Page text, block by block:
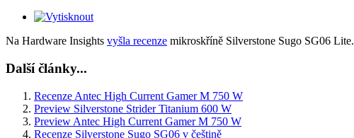
Na Hardware Insights vyšla recenze mikroskříně Silverstone Sugo SG06 Lite.
Další články...
Recenze Antec High Current Gamer M 750 W
Preview Silverstone Strider Titanium 600 W
Preview Antec High Current Gamer M 750 W
Recenze Silverstone Sugo SG06 v češtině